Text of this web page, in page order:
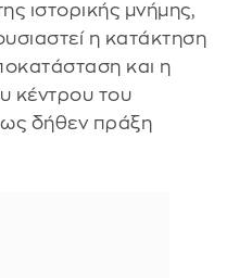
ιστορικής μνήμης,
η κατάκτηση
και η
κέντρου του
ως δήθεν πράξη